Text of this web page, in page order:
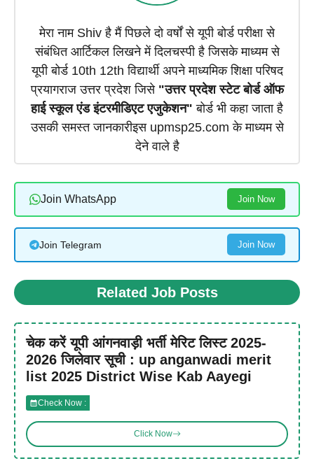
मेरा नाम Shiv है मैं पिछले दो वर्षों से यूपी बोर्ड परीक्षा से
संबंधित आर्टिकल लिखने में दिलचस्पी है जिसके माध्यम से
यूपी बोर्ड 10th 12th विद्यार्थी अपने माध्यमिक शिक्षा परिषद
प्रयागराज उत्तर प्रदेश जिसे "उत्तर प्रदेश स्टेट बोर्ड ऑफ
हाई स्कूल एंड इंटरमीडिएट एजुकेशन" बोर्ड भी कहा जाता है
उसकी समस्त जानकारीइस upmsp25.com के माध्यम से
देने वाले है
Join WhatsApp Join Now
Join Telegram Join Now
Related Job Posts
चेक करें यूपी आंगनवाड़ी भर्ती मेरिट लिस्ट 2025-
2026 जिलेवार सूची : up anganwadi merit
list 2025 District Wise Kab Aayegi
Check Now :
Click Now